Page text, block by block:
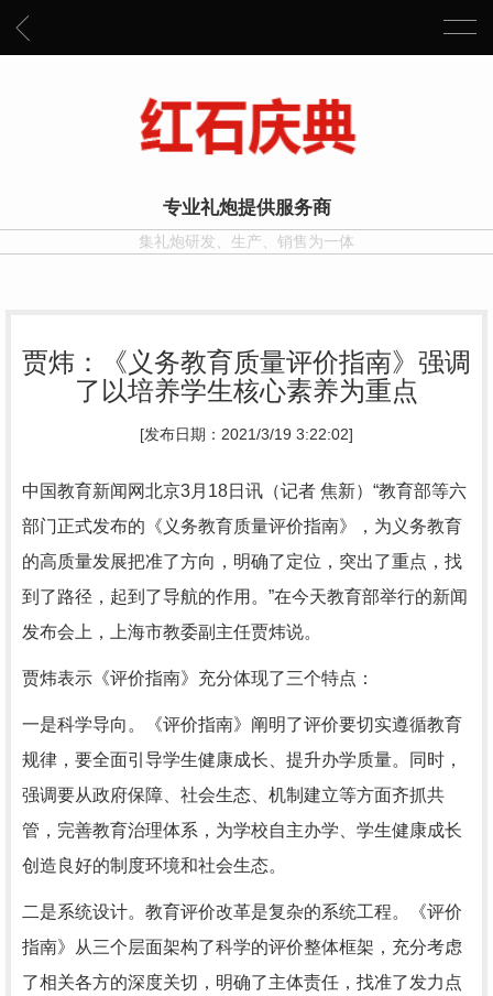
专业礼炮提供服务商
集礼炮研发、生产、销售为一体
贾炜：《义务教育质量评价指南》强调
了以培养学生核心素养为重点
[发布日期：2021/3/19 3:22:02]
中国教育新闻网北京3月18日讯（记者 焦新）“教育部等六
部门正式发布的《义务教育质量评价指南》，为义务教育
的高质量发展把准了方向，明确了定位，突出了重点，找
到了路径，起到了导航的作用。”在今天教育部举行的新闻
发布会上，上海市教委副主任贾炜说。
贾炜表示《评价指南》充分体现了三个特点：
一是科学导向。《评价指南》阐明了评价要切实遵循教育
规律，要全面引导学生健康成长、提升办学质量。同时，
强调要从政府保障、社会生态、机制建立等方面齐抓共
管，完善教育治理体系，为学校自主办学、学生健康成长
创造良好的制度环境和社会生态。
二是系统设计。教育评价改革是复杂的系统工程。《评价
指南》从三个层面架构了科学的评价整体框架，充分考虑
了相关各方的深度关切，明确了主体责任，找准了发力点